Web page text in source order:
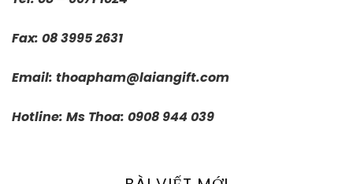
Fax: 08 3995 2631
Email: thoapham@laiangift.com
Hotline: Ms Thoa: 0908 944 039